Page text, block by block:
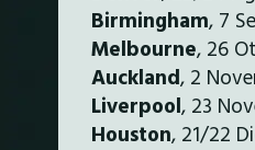
Birmingham, 7
Melbourne, 26
Auckland, 2
Liverpool, 23
Houston, 21/22